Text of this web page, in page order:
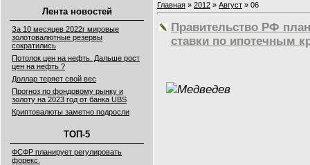
Лента новостей
За 10 месяцев 2022г мировые
золотовалютные резервы
сократились
Потолок цен на нефть. Дальше рост
цен на нефть ?
Доллар теряет свой вес
Прогноз по фондовому рынку и
золоту на 2023 год от банка UBS
Криптовалюты заметно подросли
ТОП-5
ФСФР планирует регулировать
форекс.
Главная » 2012 » Август » 06
Правительство РФ
ставки по ипотечным